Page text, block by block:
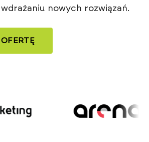
nowych rozwiązań.